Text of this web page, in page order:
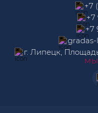
+7
+7
+7
г. Липецк,
МЫ